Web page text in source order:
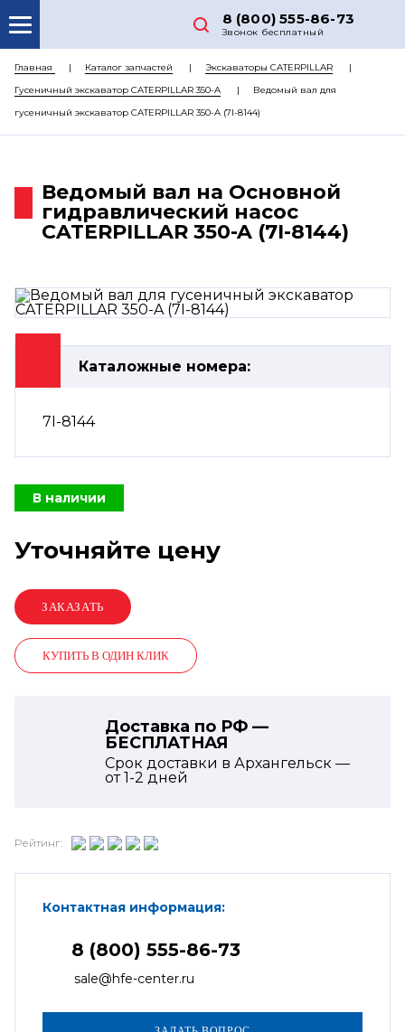
8 (800) 555-86-73
Звонок бесплатный
О НАС
КАТАЛОГ ЗАПЧАСТЕЙ
РЕМОНТ
ЦЕНЫ
КОНТАКТЫ
Главная Каталог запчастей
Экскаваторы CATERPILLAR
Гусеничный экскаватор CATERPILLAR 350-A
Ведомый вал для
гусеничный экскаватор CATERPILLAR 350-A (7I-8144)
Ведомый вал на Основной
гидравлический насос
CATERPILLAR 350-A (7I-8144)
Каталожные номера:
7I-8144
В наличии
Уточняйте цену
КУПИТЬ В ОДИН КЛИК
Доставка по РФ —
БЕСПЛАТНАЯ
Срок доставки в Архангельск —
от1-2 дней
Рейтинг:
Контактная информация:
8 (800) 555-86-73
sale@hfe-center.ru